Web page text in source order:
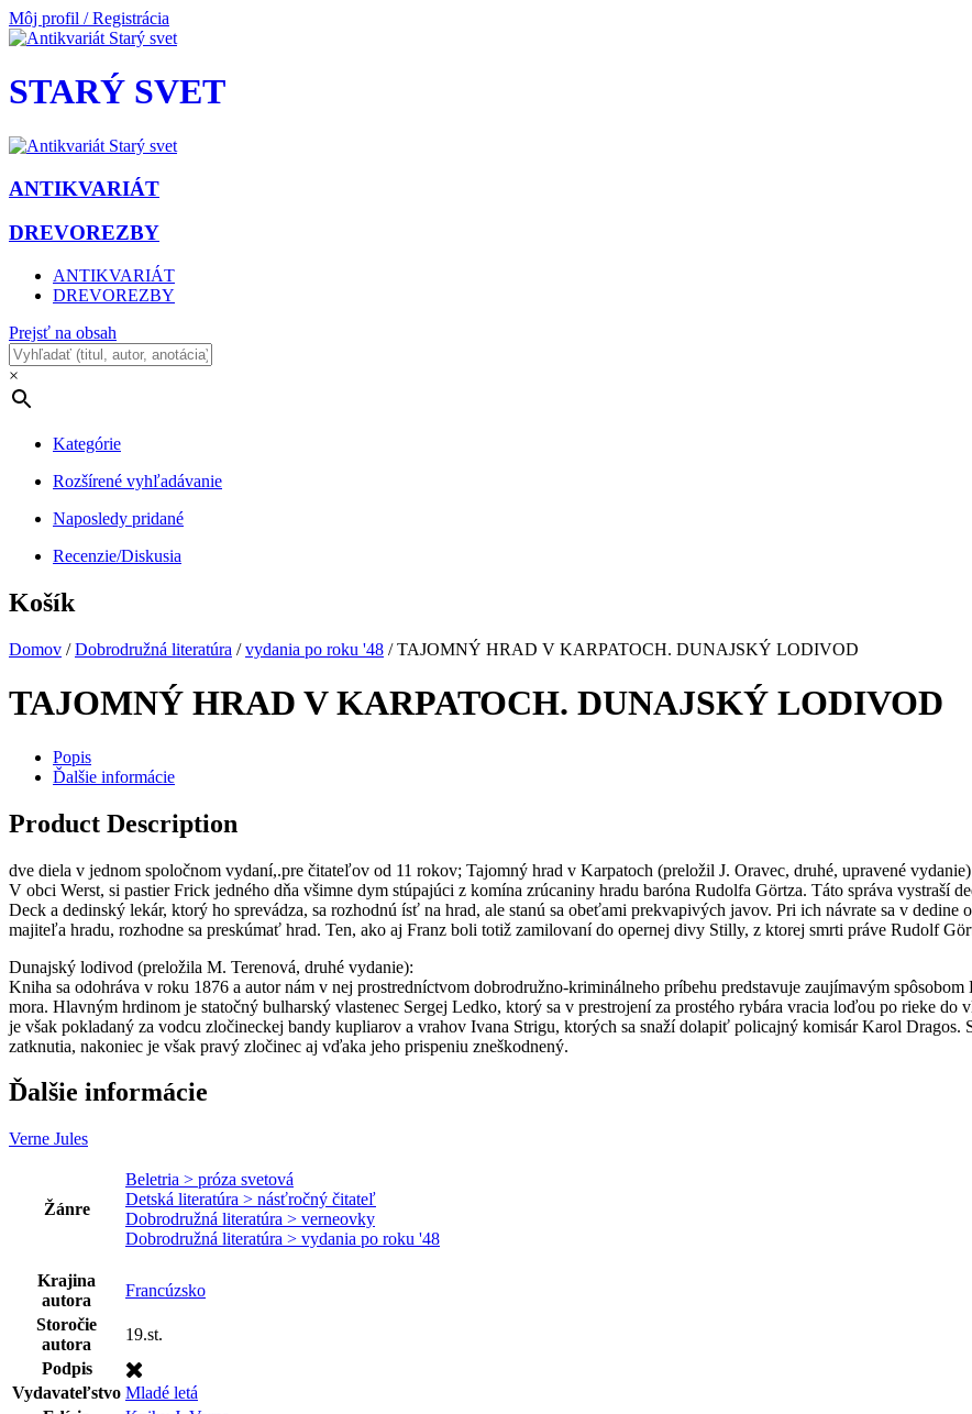
Môj profil / Registrácia
STARÝ SVET
ANTIKVARIÁT
DREVOREZBY
ANTIKVARIÁT
DREVOREZBY
Prejsť na obsah
×
Kategórie
Rozšírené vyhľadávanie
Naposledy pridané
Recenzie/Diskusia
Košík
Domov /Dobrodružná literatúra /vydania po roku '48 / TAJOMNÝ HRAD V KARPATOCH. DUNAJSKÝ LODIVOD
TAJOMNÝ HRAD V KARPATOCH. DUNAJSKÝ LODIVOD
Popis
Ďalšie informácie
Product Description
dve diela v jednom spoločnom vydaní,.pre čitateľov od 11 rokov; Tajomný hrad v Karpatoch (preložil J. Oravec, druhé, upravené
V obci Werst, si pastier Frick jedného dňa všimne dym stúpajúci z komína zrúcaniny hradu baróna Rudolfa Görtza. Táto správa vystraší
Deck a dedinský lekár, ktorý ho sprevádza, sa rozhodnú ísť na hrad, ale stanú sa obeťami prekvapivých javov. Pri ich návrate sa v
majiteľa hradu, rozhodne sa preskúmať hrad. Ten, ako aj Franz boli totiž zamilovaní do opernej divy Stilly, z ktorej smrti práve Rudolf
Dunajský lodivod (preložila M. Terenová, druhé vydanie):
Kniha sa odohráva v roku 1876 a autor nám v nej prostredníctvom dobrodružno-kriminálneho príbehu predstavuje zaujímavým
mora. Hlavným hrdinom je statočný bulharský vlastenec Sergej Ledko, ktorý sa v prestrojení za prostého rybára vracia loďou po rieke
je však pokladaný za vodcu zločineckej bandy kupliarov a vrahov Ivana Strigu, ktorých sa snaží dolapiť policajný komisár Karol Dragos.
zatknutia, nakoniec je však pravý zločinec aj vďaka jeho prispeniu zneškodnený.
Ďalšie informácie
Verne Jules
Žánre
Beletria > próza svetová
Detská literatúra > násťročný čitateľ
Dobrodružná literatúra > verneovky
Dobrodružná literatúra > vydania po roku '48
Krajina
autora
Francúzsko
Storočie
autora
19.st.
Podpis
Vydavateľstvo Mladé letá